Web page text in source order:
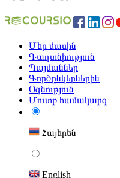
Մեր մասին
Գաղտնիություն
Պայմաններ
Գործընկերներին
Օգնություն
Մուտք համակարգ
Հայերեն
English